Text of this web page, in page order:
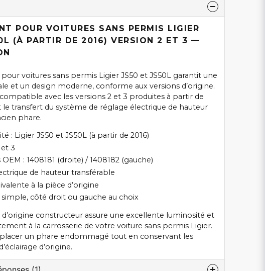
POUR VOITURES SANS PERMIS LIGIER
(À PARTIR DE 2016) VERSION 2 ET 3 —
voitures sans permis Ligier JS50 et JS50L garantit une
et un design moderne, conforme aux versions d’origine.
avec les versions 2 et 3 produites à partir de
transfert du système de réglage électrique de hauteur
phare.
: Ligier JS50 et JS50L (à partir de 2016)
et 3
: 1408181 (droite) / 1408182 (gauche)
de hauteur transférable
à la pièce d’origine
côté droit ou gauche au choix
d’origine constructeur assure une excellente luminosité et
à la carrosserie de votre voiture sans permis Ligier.
un phare endommagé tout en conservant les
d’origine.